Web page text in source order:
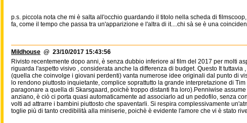
p.s. piccola nota che mi è salta all'occhio guardando il titolo nella scheda di
fa, come il tempo che passa tra un'apparizione e l'altra di it....chi sà se è una
Mildhouse @ 23/10/2017 15:43:56
Rivisto recentemente dopo anni, è senza dubbio inferiore al film del 2017 per molti
riguarda l'aspetto visivo , considerata anche la differenza di budget. Questo It tuttavia
(quella che coinvolge i giovani perdenti) vanta numerose idee originali dal punto di
lo rendono piuttosto inquietante, complice soprattutto la grande interpretazione di
paragonare a quella di Skarsgaard, poichè troppo distanti fra loro).Penniwise
anziano, è ciò ci porta quasi automaticamente ad associarlo ad un pedofilo, senza
volti ad attrarre i bambini piuttosto che spaventarli. Si respira complessivamente
toglie più di tanto credibilità alla miniserie, poichè è evidente l'amore che vi è stato